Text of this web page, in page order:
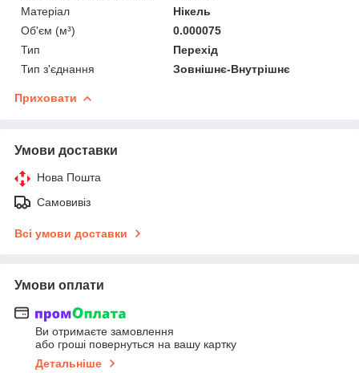
Матеріал
Нікель
Об'єм (м³)
0.000075
Тип
Перехід
Тип з'єднання
Зовнішнє-Внутрішнє
Приховати
Умови доставки
Нова Пошта
Самовивіз
Всі умови доставки
Умови оплати
Ви отримаєте замовлення
або гроші повернуться на вашу картку
Детальніше